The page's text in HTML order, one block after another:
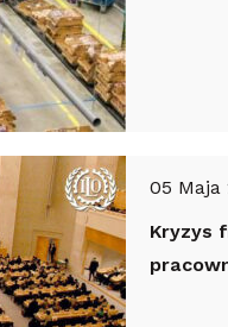
05 Maja
Kryzys